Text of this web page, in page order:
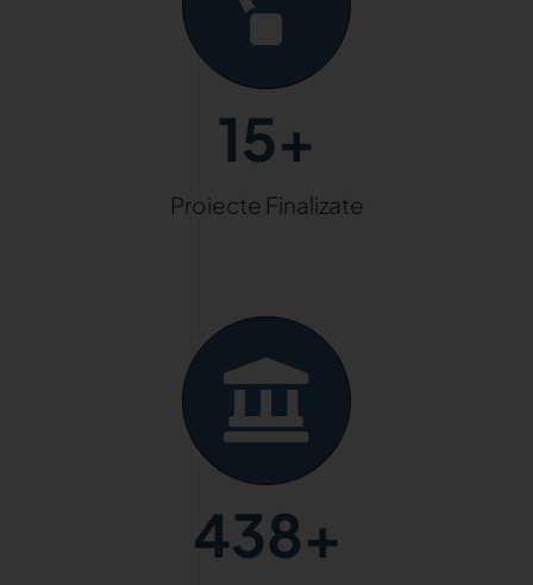
15+
Proiecte Finalizate
438+